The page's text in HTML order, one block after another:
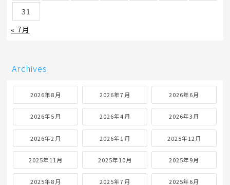
31
« 7月
Archives
2026年8月 2026年7月 2026年6月
2026年5月 2026年4月 2026年3月
2026年2月 2026年1月 2025年12月
2025年11月 2025年10月 2025年9月
2025年8月 2025年7月 2025年6月